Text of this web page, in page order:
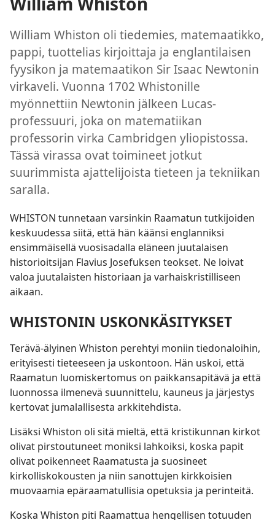
William Whiston oli tiedemies, matemaatikko,
pappi, tuottelias kirjoittaja ja englantilaisen
fyysikon ja matemaatikon Sir Isaac Newtonin
virkaveli. Vuonna 1702 Whistonille
myönnettiin Newtonin jälkeen Lucas-
professuuri, joka on matematiikan
professorin virka Cambridgen yliopistossa.
Tässä virassa ovat toimineet jotkut
suurimmista ajattelijoista tieteen ja tekniikan
saralla.
WHISTON tunnetaan varsinkin Raamatun tutkijoiden
keskuudessa siitä, että hän käänsi englanniksi
ensimmäisellä vuosisadalla eläneen juutalaisen
historioitsijan Flavius Josefuksen teokset. Ne loivat
valoa juutalaisten historiaan ja varhaiskristilliseen
aikaan.
WHISTONIN USKONKÄSITYKSET
Terävä-älyinen Whiston perehtyi moniin tiedonaloihin,
erityisesti tieteeseen ja uskontoon. Hän uskoi, että
Raamatun luomiskertomus on paikkansapitävä ja että
luonnossa ilmenevä suunnittelu, kauneus ja järjestys
kertovat jumalallisesta arkkitehdista.
Lisäksi Whiston oli sitä mieltä, että kristikunnan kirkot
olivat pirstoutuneet moniksi lahkoiksi, koska papit
olivat poikenneet Raamatusta ja suosineet
kirkolliskokousten ja niin sanottujen kirkkoisien
muovaamia epäraamatullisia opetuksia ja perinteitä.
Koska Whiston piti Raamattua hengellisen totuuden